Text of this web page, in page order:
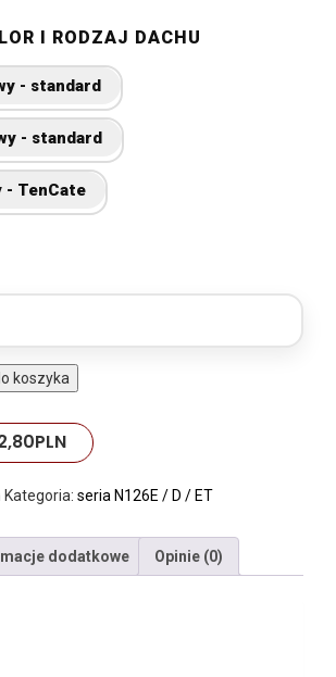
I RODZAJ DACHU
- standard
- standard
- TenCate
koszyka
PLN
Kategoria: seria N126E / D / ET
dodatkowe Opinie (0)